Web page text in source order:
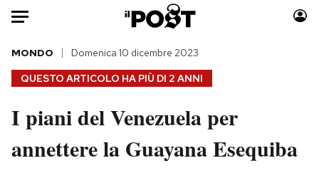
Auto
HOME
Italia
Politica
Moda
Consumismi
QUESTO ARTICOLO HA PIÙ DI 2 ANNI
MONDO Domenica 10 dicembre 2023
I piani del Venezuela per
annettere la Guayana Esequiba